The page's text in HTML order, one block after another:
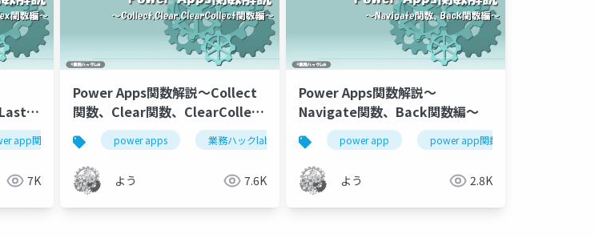
app関数解説 power platform
7K
Power Apps関数解説～Collect
関数、Clear関数、ClearCollect
関数編～power apps 業務ハックlab power app関数解説
よう 7.6K
Power Apps関数解説～
Navigate関数、Back関数編～
power app power app関数解説
よう 2.8K